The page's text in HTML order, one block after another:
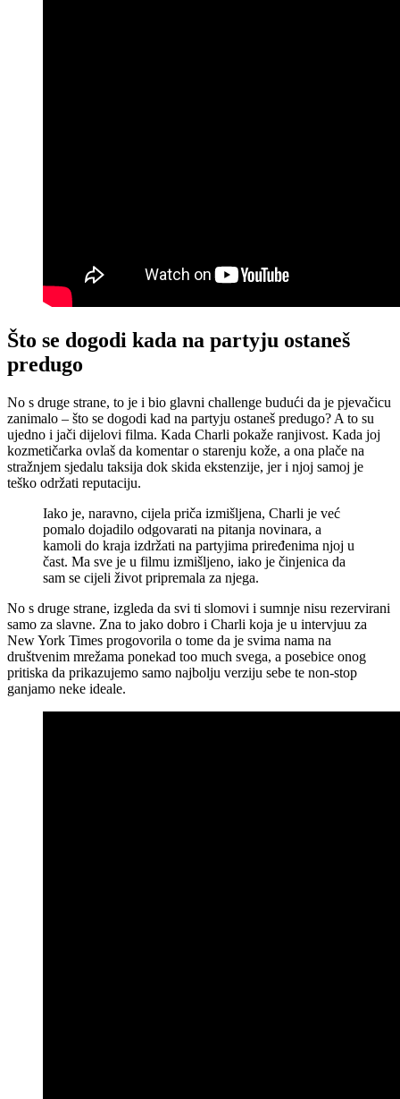
Što se dogodi kada na partyju ostaneš
predugo
No s druge strane, to je i bio glavni challenge budući da je pjevačicu
zanimalo – što se dogodi kad na partyju ostaneš predugo? A to su
ujedno i jači dijelovi filma. Kada Charli pokaže ranjivost. Kada joj
kozmetičarka ovlaš da komentar o starenju kože, a ona plače na
stražnjem sjedalu taksija dok skida ekstenzije, jer i njoj samoj je
teško održati reputaciju.
Iako je, naravno, cijela priča izmišljena, Charli je već
pomalo dojadilo odgovarati na pitanja novinara, a
kamoli do kraja izdržati na partyjima priređenima njoj u
čast. Ma sve je u filmu izmišljeno, iako je činjenica da
sam se cijeli život pripremala za njega.
No s druge strane, izgleda da svi ti slomovi i sumnje nisu rezervirani
samo za slavne. Zna to jako dobro i Charli koja je u intervjuu za
New York Times progovorila o tome da je svima nama na
društvenim mrežama ponekad too much svega, a posebice onog
pritiska da prikazujemo samo najbolju verziju sebe te non-stop
ganjamo neke ideale.